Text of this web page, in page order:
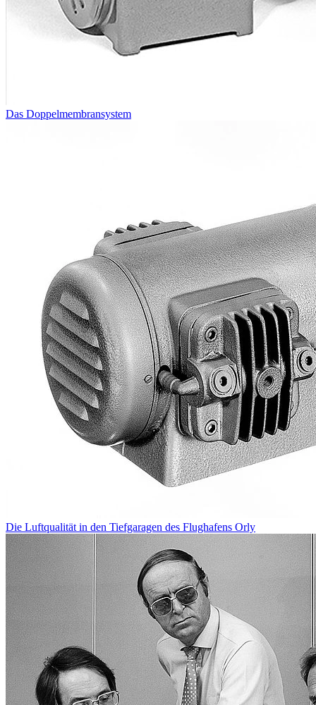
Das Doppelmembran­system
Die Luftqualität in den Tiefgaragen des Flughafens Orly